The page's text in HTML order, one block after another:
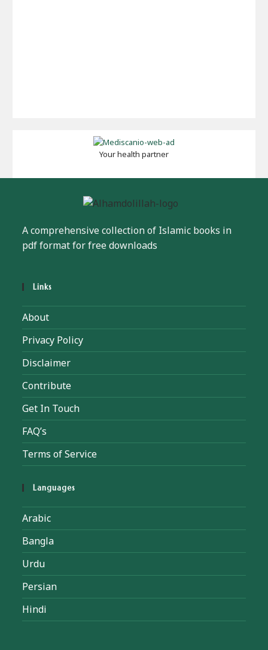
Your health partner
A comprehensive collection of Islamic books in
pdf format for free downloads
Links
About
Privacy Policy
Disclaimer
Contribute
Get In Touch
FAQ’s
Terms of Service
Languages
Arabic
Bangla
Urdu
Persian
Hindi